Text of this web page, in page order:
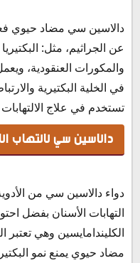
دالاسين سي مضاد حيوي
عن الجراثيم، مثل:
والمكورات العنقودية،
تستخدم في علاج
دالاسين سي لالتهاب
دواء دالاسين سي من
التهابات الأسنان بفضل
الكليندامايسين وهي
مضاد حيوي يمنع نمو